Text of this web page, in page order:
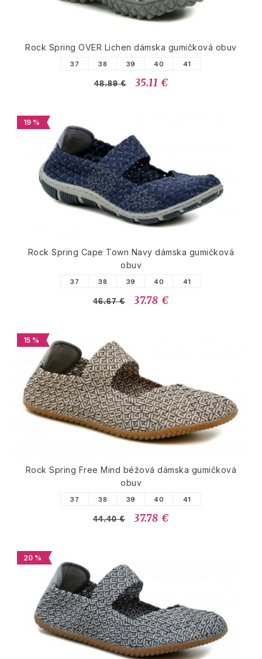
Rock Spring OVER Lichen dámska gumičková obuv
37 38 39 40 41
48.89 € 35.11 €
19 %
Rock Spring Cape Town Navy dámska gumičková
obuv
37 38 39 40 41
46.67 € 37.78 €
15 %
Rock Spring Free Mind béžová dámska gumičková
obuv
37 38 39 40 41
44.40 € 37.78 €
20 %